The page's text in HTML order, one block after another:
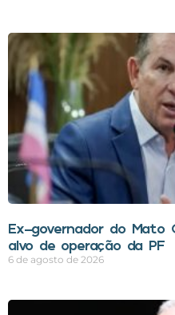
Ex-governador do Mato
alvo de operação da PF
6 de agosto de 2026